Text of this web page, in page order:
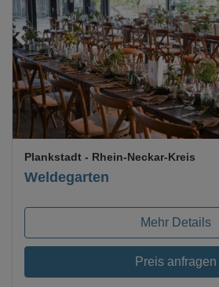
Weldegarten
Plankstadt - Rhein-Neckar-Kreis
Mehr Details
Preis anfragen